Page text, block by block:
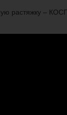
растяжку –